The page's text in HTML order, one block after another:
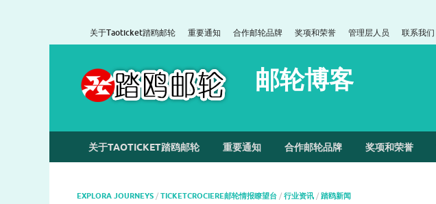
关于Taoticket踏鸥邮轮 重要通知 合作邮轮品牌 奖项和荣誉 管理层人员 联系我们
邮轮博客
关于TAOTICKET踏鸥邮轮 重要通知 合作邮轮品牌 奖项和荣誉
EXPLORA JOURNEYS / TICKETCROCIERE邮轮情报瞭望台 / 行业资讯 / 踏鸥新闻